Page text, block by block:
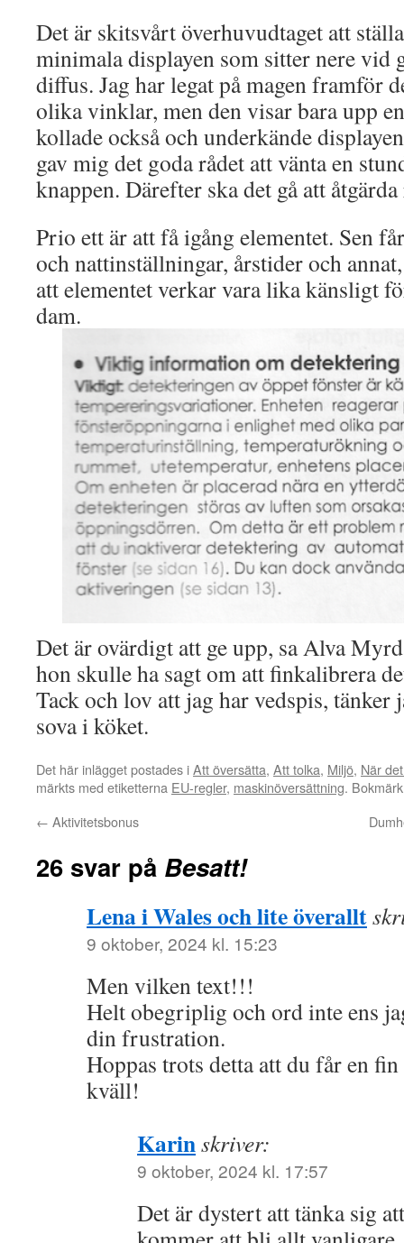
Det är skitsvårt överhuvudtaget att
minimala displayen som sitter nere vid
diffus. Jag har legat på magen framför
olika vinklar, men den visar bara upp
kollade också och underkände
gav mig det goda rådet att vänta en
knappen. Därefter ska det gå att åtgärda
Prio ett är att få igång elementet. Sen
och nattinställningar, årstider och
att elementet verkar vara lika känsligt
dam.
Det är ovärdigt att ge upp, sa Alva
hon skulle ha sagt om att finkalibrera
Tack och lov att jag har vedspis,
sova i köket.
Det här inlägget postades iAtt översätta, Att tolka, Miljö, När
märkts med etiketterna EU-regler, maskinöversättning.
← Aktivitetsbonus
26 svar på Besatt!
Lena i Wales och lite överallt
9 oktober, 2024 kl. 15:23
Men vilken text!!!
Helt obegriplig och ord inte ens
din frustration.
Hoppas trots detta att du får en
kväll!
Karinskriver:
9 oktober, 2024 kl. 17:57
Det är dystert att tänka sig